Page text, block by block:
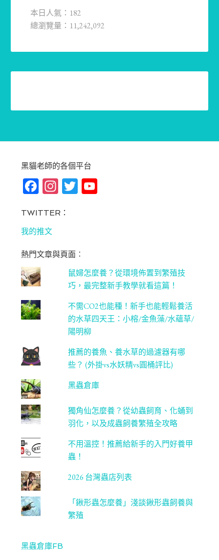
本日人氣：182
總瀏覽量：11,242,092
黑貓老師的各個平台
Fa
bo
ok
In
ag
m
T Yo
C
ha
n
ne
l
TWITTER：
我的推文
熱門文章與頁面︰
鼠婦怎麼養？從環境佈置到繁殖技
巧，最完整新手教學就看這篇！
不需CO2也能種！新手也能輕鬆養活
的水草四天王：小榕/金魚藻/水蘊草/
陽明柳
推薦的養魚、養水草的過濾器有哪
些？ (外掛vs水妖精vs圓桶評比)
黑蟲倉庫
獨角仙怎麼養？從幼蟲飼育、化蛹到
羽化，以及成蟲飼養繁殖全攻略
不用溫控！推薦給新手的入門好養甲
蟲！
2026 台灣蟲店列表
「鍬形蟲怎麼養」淺談鍬形蟲飼養與
繁殖
黑蟲倉庫FB